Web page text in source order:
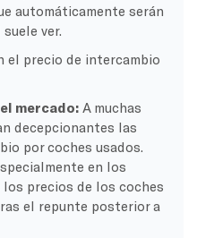
automáticamente serán
ver.
el precio de intercambio
mercado: A muchas
decepcionantes las
por coches usados.
en los
los precios de los coches
el repunte posterior a